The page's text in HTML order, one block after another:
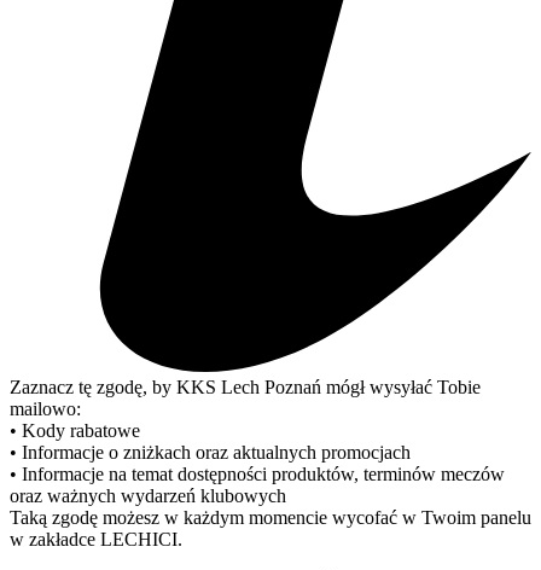
Zaznacz tę zgodę, by KKS Lech Poznań mógł wysyłać Tobie
mailowo:
• Kody rabatowe
• Informacje o zniżkach oraz aktualnych promocjach
• Informacje na temat dostępności produktów, terminów meczów
oraz ważnych wydarzeń klubowych
Taką zgodę możesz w każdym momencie wycofać w Twoim panelu
w zakładce LECHICI.